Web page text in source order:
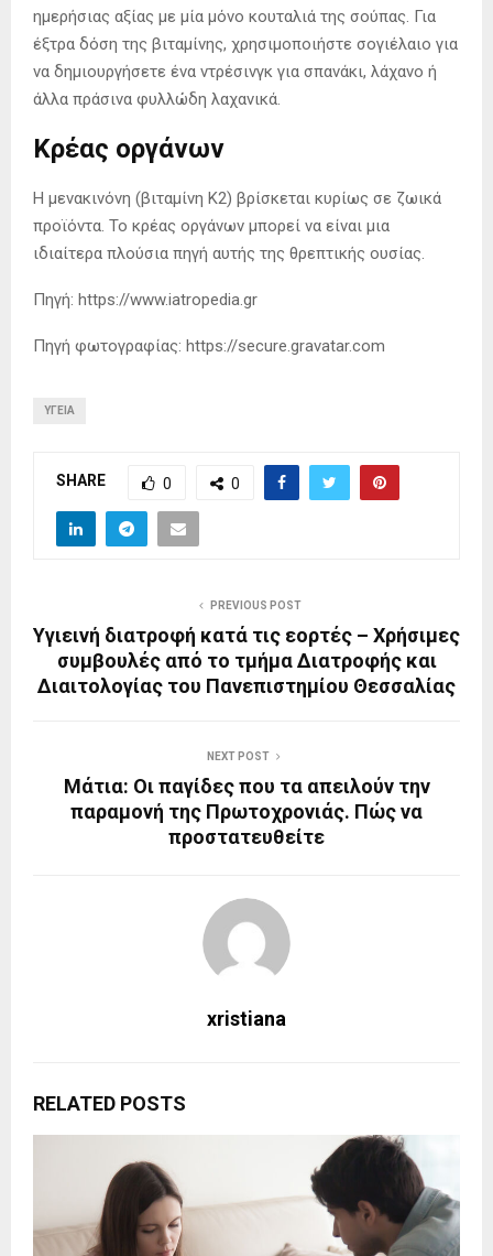
ημερήσιας αξίας με μία μόνο κουταλιά της σούπας. Για
έξτρα δόση της βιταμίνης, χρησιμοποιήστε σογιέλαιο για
να δημιουργήσετε ένα ντρέσινγκ για σπανάκι, λάχανο ή
άλλα πράσινα φυλλώδη λαχανικά.
Κρέας οργάνων
Η μενακινόνη (βιταμίνη Κ2) βρίσκεται κυρίως σε ζωικά
προϊόντα. Το κρέας οργάνων μπορεί να είναι μια
ιδιαίτερα πλούσια πηγή αυτής της θρεπτικής ουσίας.
Πηγή: https://www.iatropedia.gr
Πηγή φωτογραφίας: https://secure.gravatar.com
ΥΓΕΊΑ
SHARE 0 0
PREVIOUS POST
Υγιεινή διατροφή κατά τις εορτές – Χρήσιμες
συμβουλές από το τμήμα Διατροφής και
Διαιτολογίας του Πανεπιστημίου Θεσσαλίας
NEXT POST
Μάτια: Οι παγίδες που τα απειλούν την
παραμονή της Πρωτοχρονιάς. Πώς να
προστατευθείτε
xristiana
RELATED POSTS